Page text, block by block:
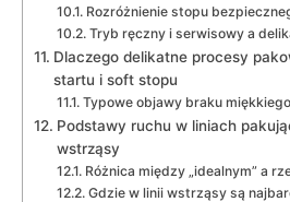
Rozróżnienie stopu
Tryb ręczny i serwisowy a
Dlaczego delikatne procesy
startu i soft stopu
Typowe objawy braku
Podstawy ruchu w liniach
wstrząsy
Różnica między „idealnym” a
Gdzie w linii wstrząsy są